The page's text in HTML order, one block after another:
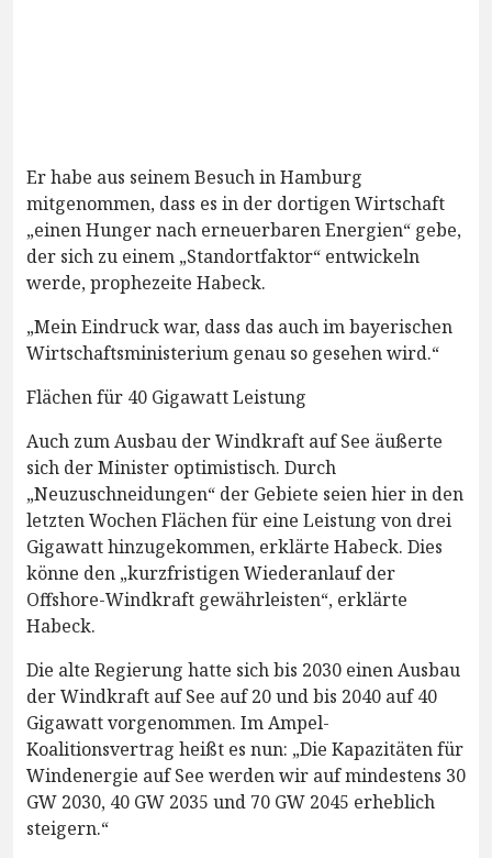
Er habe aus seinem Besuch in Hamburg
mitgenommen, dass es in der dortigen Wirtschaft
„einen Hunger nach erneuerbaren Energien“ gebe,
der sich zu einem „Standortfaktor“ entwickeln
werde, prophezeite Habeck.
„Mein Eindruck war, dass das auch im bayerischen
Wirtschaftsministerium genau so gesehen wird.“
Flächen für 40 Gigawatt Leistung
Auch zum Ausbau der Windkraft auf See äußerte
sich der Minister optimistisch. Durch
„Neuzuschneidungen“ der Gebiete seien hier in den
letzten Wochen Flächen für eine Leistung von drei
Gigawatt hinzugekommen, erklärte Habeck. Dies
könne den „kurzfristigen Wiederanlauf der
Offshore-Windkraft gewährleisten“, erklärte
Habeck.
Die alte Regierung hatte sich bis 2030 einen Ausbau
der Windkraft auf See auf 20 und bis 2040 auf 40
Gigawatt vorgenommen. Im Ampel-
Koalitionsvertrag heißt es nun: „Die Kapazitäten für
Windenergie auf See werden wir auf mindestens 30
GW 2030, 40 GW 2035 und 70 GW 2045 erheblich
steigern.“